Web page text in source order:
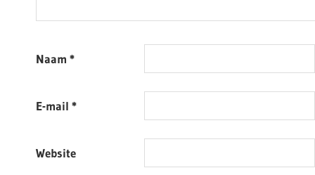
Naam *
E-mail *
Website